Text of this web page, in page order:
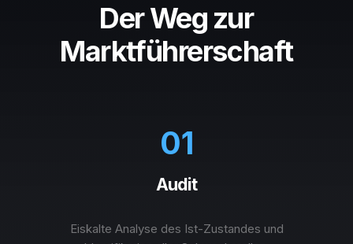
Der Weg zur
Marktführerschaft
01
Audit
Eiskalte Analyse des Ist-Zustandes und